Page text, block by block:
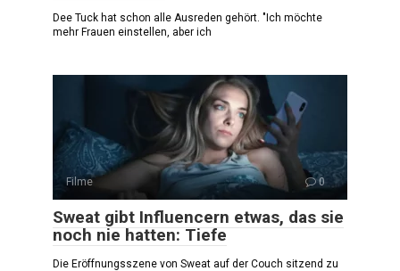
Dee Tuck hat schon alle Ausreden gehört. "Ich möchte
mehr Frauen einstellen, aber ich
Filme 0
Sweat gibt Influencern etwas, das sie
noch nie hatten: Tiefe
Die Eröffnungsszene von Sweat auf der Couch sitzend zu